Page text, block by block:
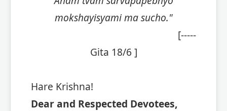
mokshayisyami ma sucho."
[-----
Gita 18/6 ]
Hare Krishna!
Dear and Respected Devotees,